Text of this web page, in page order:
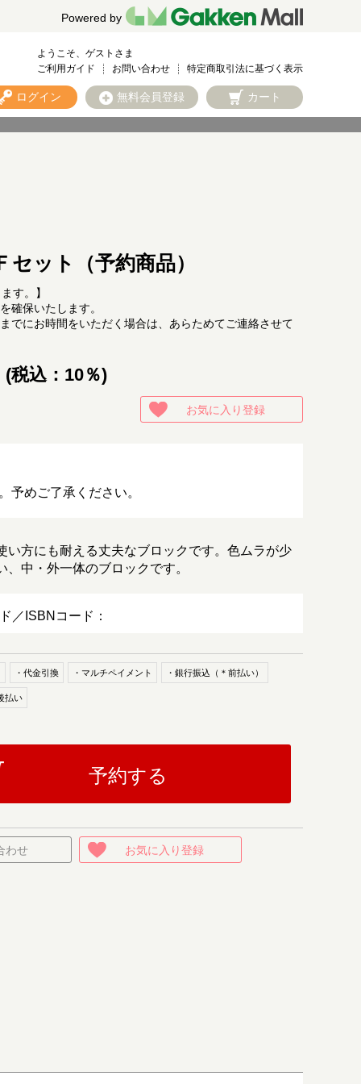
Powered by
ようこそ、ゲストさま
ご利用ガイド
お問い合わせ 特定商取引法に基づく表示
ログイン 無料会員登録 カート
ット（予約商品）
す。】
確保いたします。
でにお時間をいただく場合は、あらためてご連絡させて
税込：10％)
お気に入り登録
めご了承ください。
い方にも耐える丈夫なブロックです。色ムラが少
中・外一体のブロックです。
／ISBNコード：
・代金引換 ・マルチペイメント ・銀行振込（＊前払い）
払い
予約する
わせ お気に入り登録